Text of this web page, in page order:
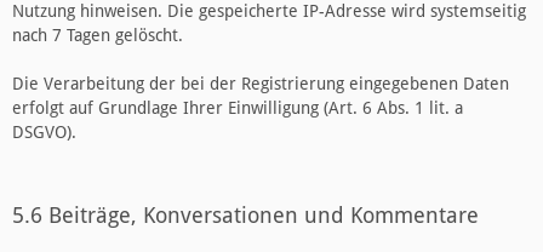
Nutzung hinweisen. Die gespeicherte IP-Adresse wird systemseitig
nach 7 Tagen gelöscht.
Die Verarbeitung der bei der Registrierung eingegebenen Daten
erfolgt auf Grundlage Ihrer Einwilligung (Art. 6 Abs. 1 lit. a
DSGVO).
5.6 Beiträge, Konversationen und Kommentare